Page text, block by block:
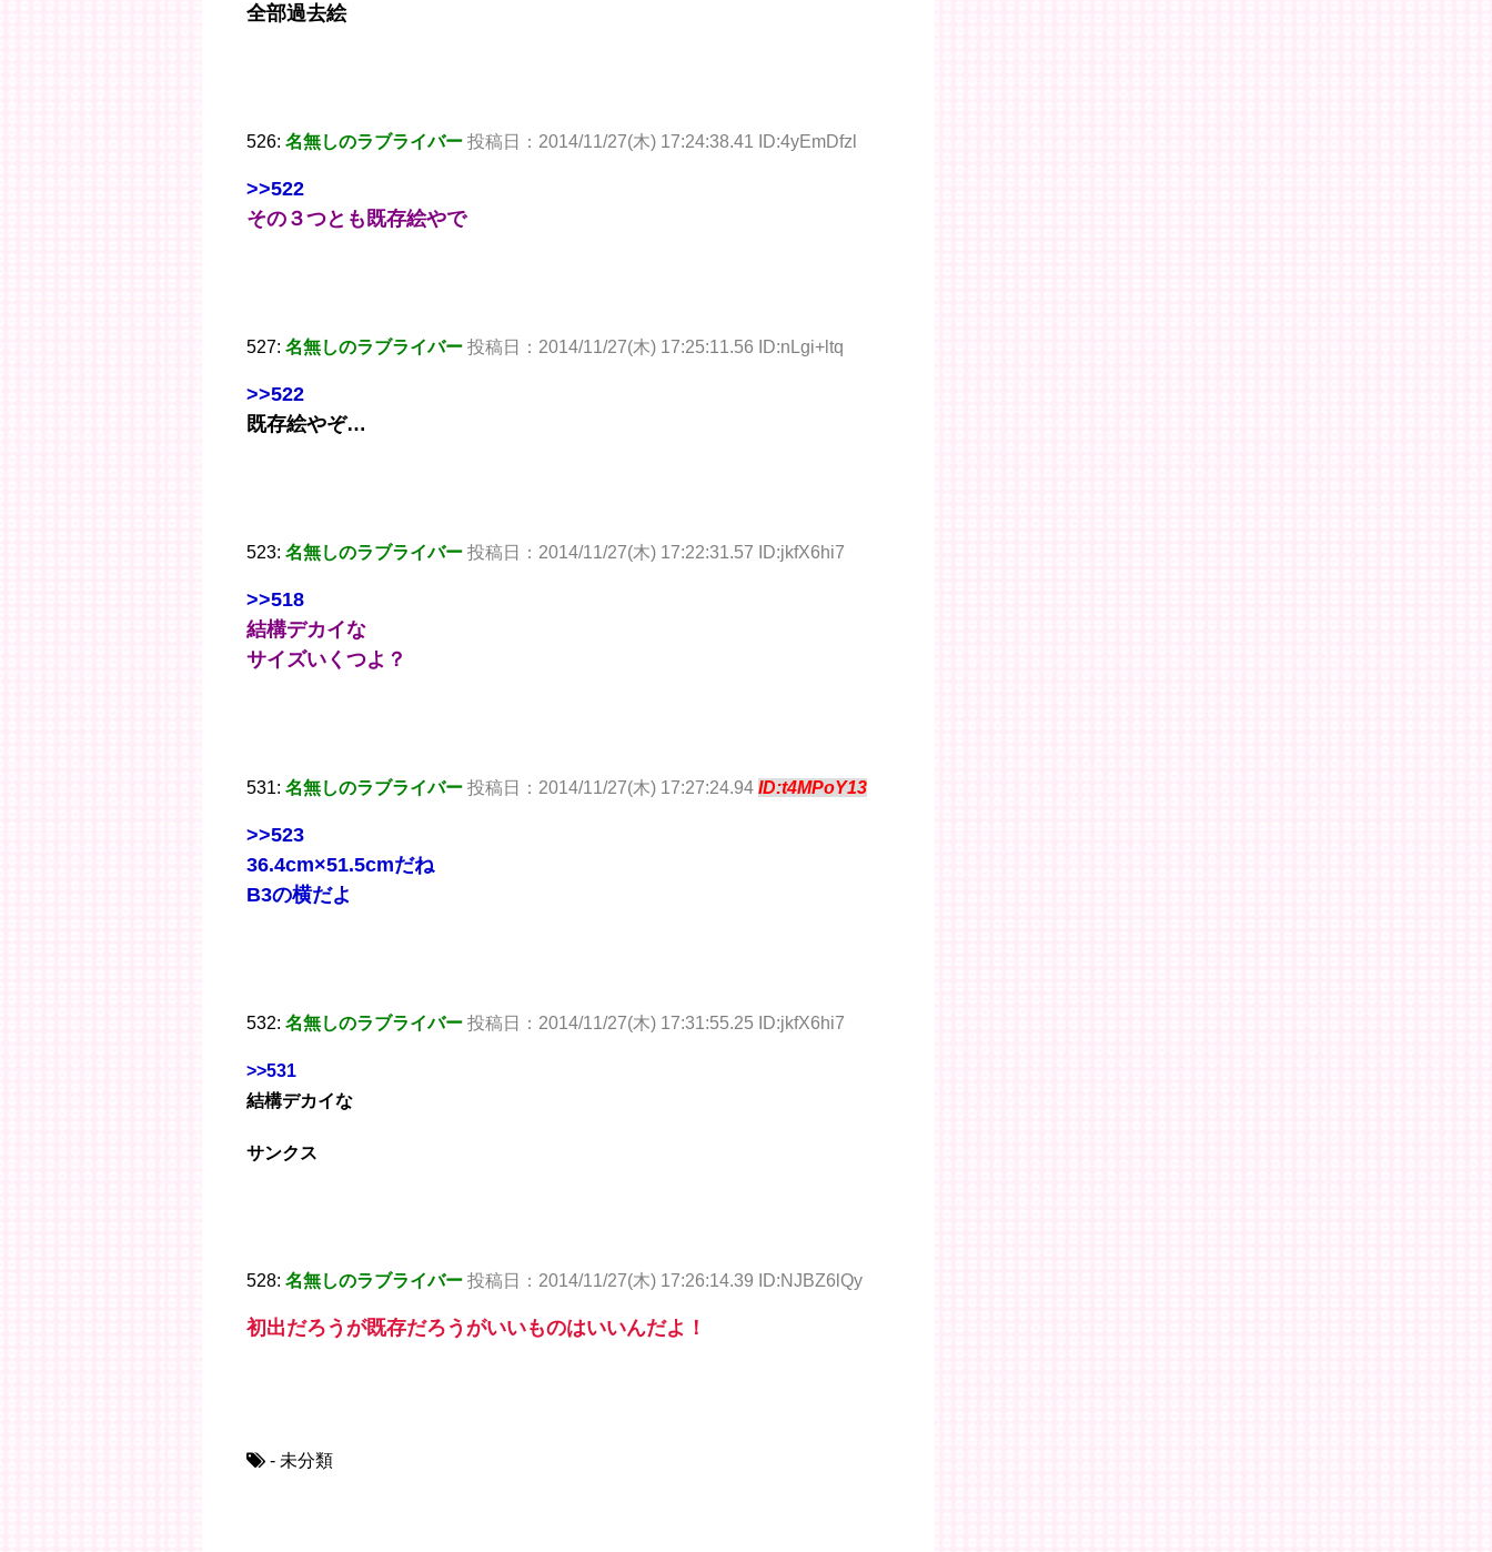
全部過去絵
526: 名無しのラブライバー 投稿日：2014/11/27(木) 17:24:38.41 ID:4yEmDfzl
>>522
その３つとも既存絵やで
527: 名無しのラブライバー 投稿日：2014/11/27(木) 17:25:11.56 ID:nLgi+ltq
>>522
既存絵やぞ…
523: 名無しのラブライバー 投稿日：2014/11/27(木) 17:22:31.57 ID:jkfX6hi7
>>518
結構デカイな
サイズいくつよ？
531: 名無しのラブライバー 投稿日：2014/11/27(木) 17:27:24.94 ID:t4MPoY13
>>523
36.4cm×51.5cmだね
B3の横だよ
532: 名無しのラブライバー 投稿日：2014/11/27(木) 17:31:55.25 ID:jkfX6hi7
>>531
結構デカイな
サンクス
528: 名無しのラブライバー 投稿日：2014/11/27(木) 17:26:14.39 ID:NJBZ6lQy
初出だろうが既存だろうがいいものはいいんだよ！
- 未分類